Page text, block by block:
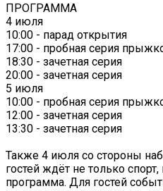
ПРОГРАММА
4 июля
10:00 - парад открытия
17:00 - пробная серия
18:30 - зачетная серия
20:00 - зачетная серия
5 июля
10:00 - пробная серия
12:00 - зачетная серия
13:30 - зачетная серия
Также 4 июля со стороны
гостей ждёт не только
программа. Для гостей